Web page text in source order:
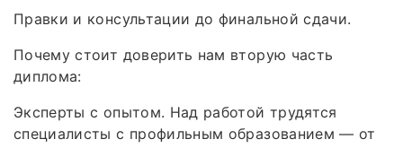
Правки и консультации до финальной сдачи.
Почему стоит доверить нам вторую часть
диплома:
Эксперты с опытом. Над работой трудятся
специалисты с профильным образованием — от